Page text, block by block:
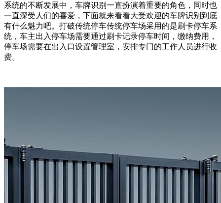
系统的不断发展中，车牌识别一直扮演着重要的角色，同时也
一直深受人们的喜爱，下面就来看看大受欢迎的车牌识别到底
有什么魅力吧。打破传统停车传统停车场采用的是刷卡停车系
统，车主出入停车场需要通过刷卡记录停车时间，缴纳费用，
停车场需要在出入口设置管理室，安排专门的工作人员进行收
费。